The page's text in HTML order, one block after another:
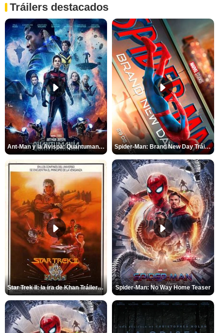
Tráilers destacados
Ant-Man y la Avispa: Quantumanía Tráiler (2) Spider-Man: Brand New Day Tráiler (3)
Star Trek II: la ira de Khan Tráiler VO Spider-Man: No Way Home Teaser